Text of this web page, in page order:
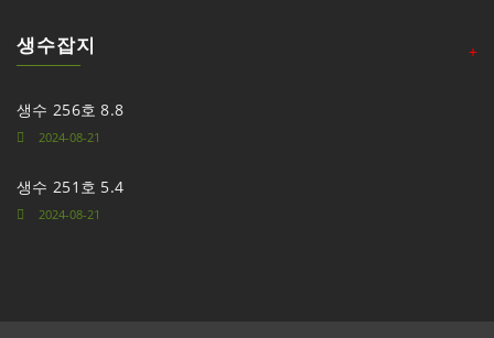
생수잡지 +
생수 256호 8.8
2024-08-21
생수 251호 5.4
2024-08-21